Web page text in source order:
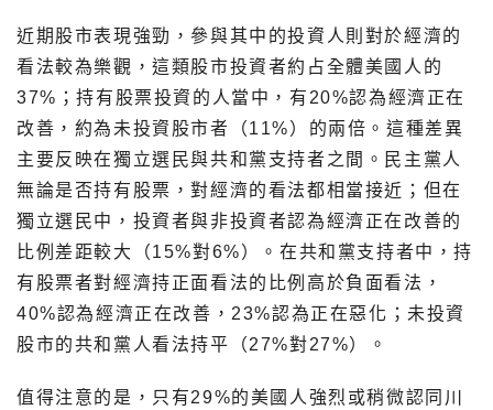
近期股市表現強勁，參與其中的投資人則對於經濟的
看法較為樂觀，這類股市投資者約占全體美國人的
37%；持有股票投資的人當中，有20%認為經濟正在
改善，約為未投資股市者（11%）的兩倍。這種差異
主要反映在獨立選民與共和黨支持者之間。民主黨人
無論是否持有股票，對經濟的看法都相當接近；但在
獨立選民中，投資者與非投資者認為經濟正在改善的
比例差距較大（15%對6%）。在共和黨支持者中，持
有股票者對經濟持正面看法的比例高於負面看法，
40%認為經濟正在改善，23%認為正在惡化；未投資
股市的共和黨人看法持平（27%對27%）。
值得注意的是，只有29%的美國人強烈或稍微認同川